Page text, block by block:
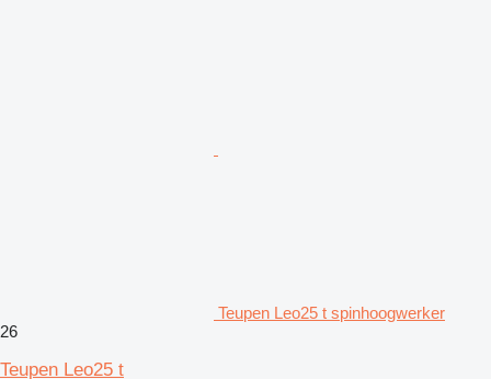
Teupen Leo25 t spinhoogwerker
26
Teupen Leo25 t